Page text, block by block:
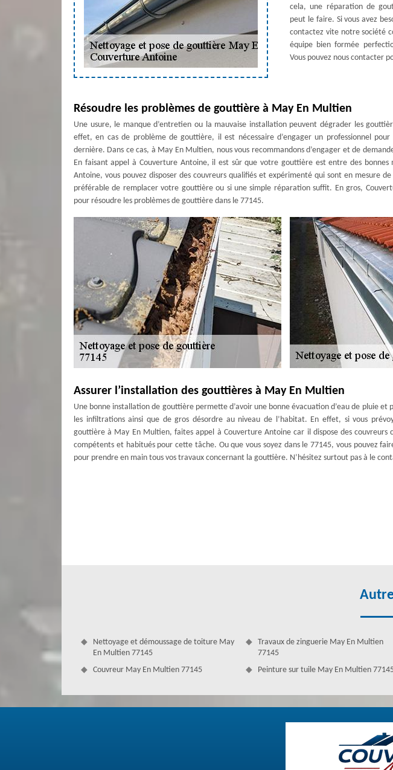
cela, une réparation de
peut le faire. Si vous avez
contactez vite notre société
équipe bien formée
Vous pouvez nous contacter
Résoudre les problèmes de gouttière à May En Multien
Une usure, le manque d’entretien ou la mauvaise installation peuvent dégrader les
effet, en cas de problème de gouttière, il est nécessaire d’engager un professionnel
dernière. Dans ce cas, à May En Multien, nous vous recommandons d’engager et de
En faisant appel à Couverture Antoine, il est sûr que votre gouttière est entre des bonnes
Antoine, vous pouvez disposer des couvreurs qualifiés et expérimenté qui sont en mesure
préférable de remplacer votre gouttière ou si une simple réparation suffit. En gros,
pour résoudre les problèmes de gouttière dans le 77145.
Assurer l’installation des gouttières à May En Multien
Une bonne installation de gouttière permette d’avoir une bonne évacuation d’eau de pluie et
les infiltrations ainsi que de gros désordre au niveau de l’habitat. En effet, si vous
gouttière à May En Multien, faites appel à Couverture Antoine car il dispose des couvreurs
compétents et habitués pour cette tâche. Ou que vous soyez dans le 77145, vous pouvez
pour prendre en main tous vos travaux concernant la gouttière. N’hésitez surtout pas à le
Notre société couvreur Couverture Antoine à May En
Avez-vous besoin de rendre propre votre gouttière ? Confiez-vous à notre société couvreur qui
voulez aussi faire une réparation, un changement ou une pose, tous ces travaux font partie
Nettoyage et démoussage de toiture May
En Multien 77145
Couvreur May En Multien 77145
Travaux de zinguerie May En Multien
77145
Peinture sur tuile May En Multien